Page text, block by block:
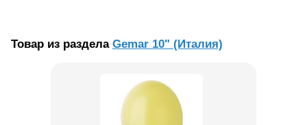
Товар из раздела Gemar 10" (Италия)